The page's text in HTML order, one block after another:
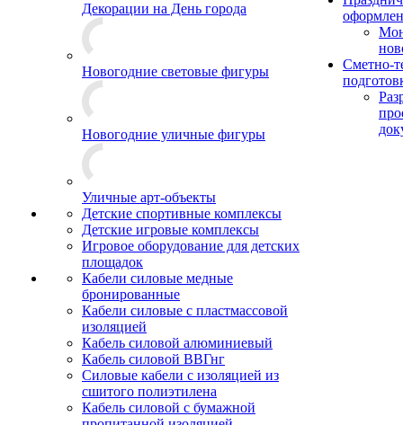
Декорации на День города
Новогодние световые фигуры
Новогодние уличные фигуры
Уличные арт-объекты
Детские спортивные комплексы
Детские игровые комплексы
Игровое оборудование для детских
площадок
Кабели силовые медные
бронированные
Кабели силовые с пластмассовой
изоляцией
Кабель силовой алюминиевый
Кабель силовой ВВГнг
Силовые кабели с изоляцией из
сшитого полиэтилена
Кабель силовой с бумажной
Сметно-